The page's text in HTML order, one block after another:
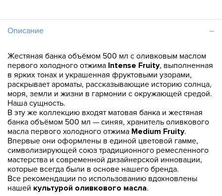
Описание
Жестяная банка объёмом 500 мл с оливковым маслом
первого холодного отжима Intense Fruity, выполненная
в ярких тонах и украшенная фруктовыми узорами,
раскрывает ароматы, рассказывающие историю солнца,
моря, земли и жизни в гармонии с окружающей средой.
Наша сущность.
В эту же коллекцию входят матовая банка и жестяная
банка объёмом 500 мл — синяя, хранитель оливкового
масла первого холодного отжима Medium Fruity.
Впервые они оформлены в единой цветовой гамме,
символизирующей союз традиционного ремесленного
мастерства и современной дизайнерской инновации,
которые всегда были в основе нашего бренда.
Все рекомендации по использованию вдохновлены
нашей культурой оливкового масла.